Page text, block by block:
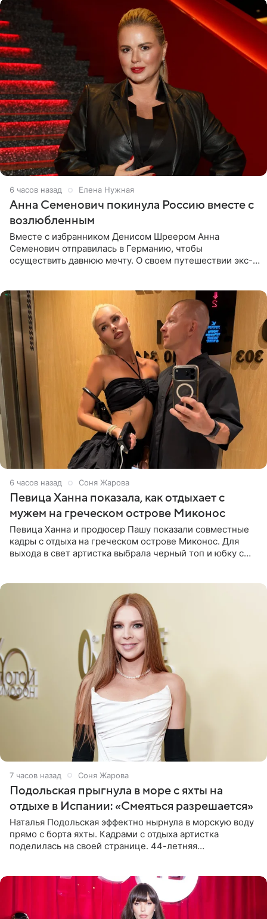
6 часов назад Елена Нужная
Анна Семенович покинула Россию вместе с
возлюбленным
Вместе с избранником Денисом Шреером Анна
Семенович отправилась в Германию, чтобы
осуществить давнюю мечту. О своем путешествии экс-
6 часов назад Соня Жарова
Певица Ханна показала, как отдыхает с
мужем на греческом острове Миконос
Певица Ханна и продюсер Пашу показали совместные
кадры с отдыха на греческом острове Миконос. Для
выхода в свет артистка выбрала черный топ и юбку с
7 часов назад Соня Жарова
Подольская прыгнула в море с яхты на
отдыхе в Испании: «Смеяться разрешается»
Наталья Подольская эффектно нырнула в морскую воду
прямо с борта яхты. Кадрами с отдыха артистка
поделилась на своей странице. 44-летняя